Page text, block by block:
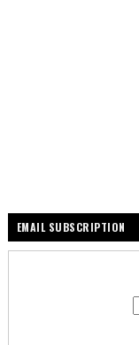
EMAIL SUBSCRIPTION